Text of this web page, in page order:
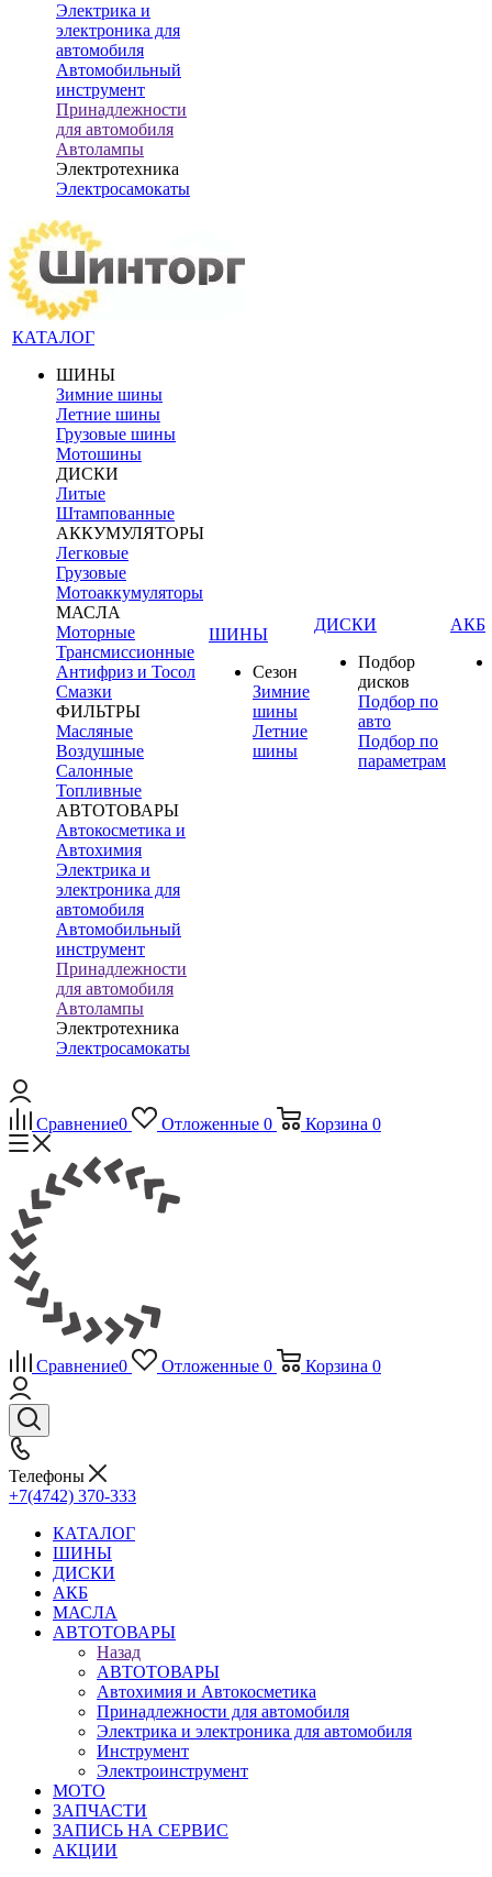
Электрика и
электроника для
автомобиля
Автомобильный
инструмент
Принадлежности
для автомобиля
Автолампы
Электротехника
Электросамокаты
КАТАЛОГ
ШИНЫ
Зимние шины
Летние шины
Грузовые шины
Мотошины
ДИСКИ
Литые
Штампованные
АККУМУЛЯТОРЫ
Легковые
Грузовые
Мотоаккумуляторы
МАСЛА
Моторные
Трансмиссионные
Антифриз и Тосол
Смазки
ФИЛЬТРЫ
Масляные
Воздушные
Салонные
Топливные
АВТОТОВАРЫ
Автокосметика и
Автохимия
Электрика и
электроника для
автомобиля
Автомобильный
инструмент
Принадлежности
для автомобиля
Автолампы
Электротехника
Электросамокаты
ШИНЫ
Сезон
Зимние
шины
Летние
шины
ДИСКИ
Подбор
дисков
Подбор по
авто
Подбор по
параметрам
АКБ
Сравнение0 Отложенные 0 Корзина 0
Сравнение0 Отложенные 0 Корзина 0
Телефоны
+7(4742) 370-333
КАТАЛОГ
ШИНЫ
ДИСКИ
АКБ
МАСЛА
АВТОТОВАРЫ
Назад
АВТОТОВАРЫ
Автохимия и Автокосметика
Принадлежности для автомобиля
Электрика и электроника для автомобиля
Инструмент
Электроинструмент
МОТО
ЗАПЧАСТИ
ЗАПИСЬ НА СЕРВИС
АКЦИИ